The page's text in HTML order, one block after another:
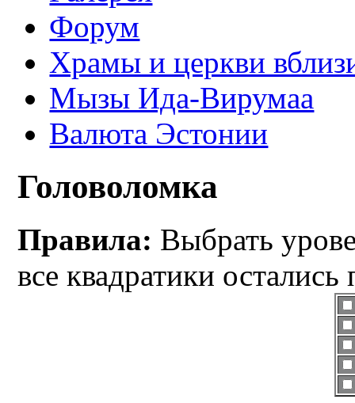
Форум
Храмы и церкви
Мызы Ида-Вирумаа
Валюта Эстонии
Головоломка
Правила: Выбрать
все квадратики